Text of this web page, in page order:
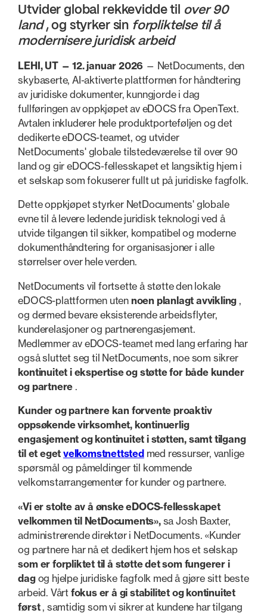
Utvider global rekkevidde til
over 90
land, og styrker sin forpliktelse til å
modernisere juridisk arbeid
LEHI, UT — 12. januar 2026 — NetDocuments, den
skybaserte, AI-aktiverte plattformen for håndtering
av juridiske dokumenter, kunngjorde i dag
fullføringen av oppkjøpet av eDOCS fra OpenText.
Avtalen inkluderer hele produktporteføljen og det
dedikerte eDOCS-teamet, og utvider
NetDocuments' globale tilstedeværelse til over 90
land og gir eDOCS-fellesskapet et langsiktig hjem i
et selskap som fokuserer fullt ut på juridiske fagfolk.
Dette oppkjøpet styrker NetDocuments' globale
evne til å levere ledende juridisk teknologi ved å
utvide tilgangen til sikker, kompatibel og moderne
dokumenthåndtering for organisasjoner i alle
størrelser over hele verden.
NetDocuments vil fortsette å støtte den lokale
eDOCS-plattformen uten noen planlagt avvikling ,
og dermed bevare eksisterende arbeidsflyter,
kunderelasjoner og partnerengasjement.
Medlemmer av eDOCS-teamet med lang erfaring har
også sluttet seg til NetDocuments, noe som sikrer
kontinuitet i ekspertise og støtte for både kunder
og partnere .
Kunder og partnere kan forvente proaktiv
oppsøkende virksomhet, kontinuerlig
engasjement og kontinuitet i støtten, samt tilgang
til et eget velkomstnettsted med ressurser, vanlige
spørsmål og påmeldinger til kommende
velkomstarrangementer for kunder og partnere.
«Vi er stolte av å ønske eDOCS-fellesskapet
velkommen til NetDocuments»,sa Josh Baxter,
administrerende direktør i NetDocuments. «Kunder
og partnere har nå et dedikert hjem hos et selskap
som er forpliktet til å støtte det som fungerer i
dagog hjelpe juridiske fagfolk med å gjøre sitt beste
arbeid. Vårt fokus er å gi stabilitet og kontinuitet
først, samtidig som vi sikrer at kundene har tilgang